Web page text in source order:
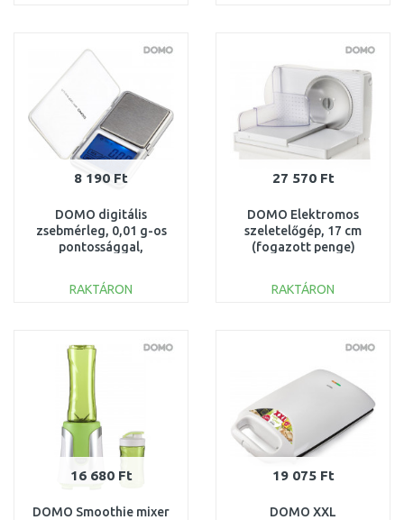
Összehasonlítás Összehasonlítás
8 190 Ft
DOMO digitális
zsebmérleg, 0,01 g-os
pontossággal,
RAKTÁRON
Összehasonlítás
27 570 Ft
DOMO Elektromos
szeletelőgép, 17 cm
(fogazott penge)
RAKTÁRON
Összehasonlítás
16 680 Ft
DOMO Smoothie mixer
19 075 Ft
DOMO XXL